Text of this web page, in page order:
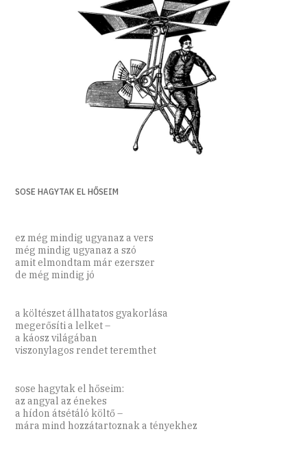
SOSE HAGYTAK EL HŐSEIM
ez még mindig ugyanaz a vers
még mindig ugyanaz a szó
amit elmondtam már ezerszer
de még mindig jó
a költészet állhatatos gyakorlása
megerősíti a lelket –
a káosz világában
viszonylagos rendet teremthet
sose hagytak el hőseim:
az angyal az énekes
a hídon átsétáló költő –
mára mind hozzátartoznak a tényekhez